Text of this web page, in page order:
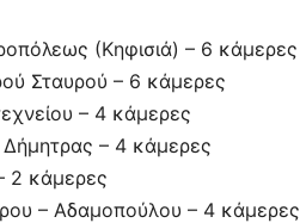
(Κηφισιά) – 6 κάμερες
Σταυρού – 6 κάμερες
– 4 κάμερες
– 4 κάμερες
2 κάμερες
– Αδαμοπούλου – 4 κάμερες